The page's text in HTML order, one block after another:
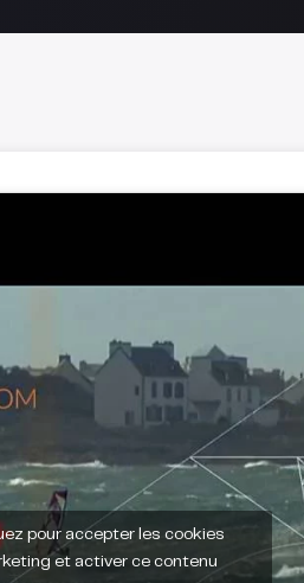
pour accepter les cookies
et activer ce contenu